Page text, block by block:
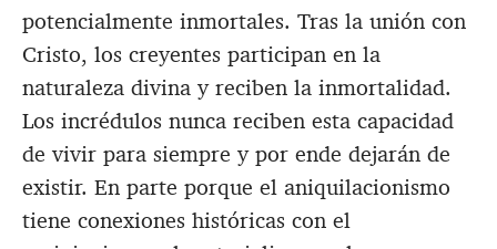
potencialmente inmortales. Tras la unión con
Cristo, los creyentes participan en la
naturaleza divina y reciben la inmortalidad.
Los incrédulos nunca reciben esta capacidad
de vivir para siempre y por ende dejarán de
existir. En parte porque el aniquilacionismo
tiene conexiones históricas con el